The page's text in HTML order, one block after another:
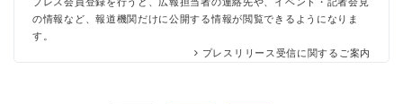
の情報など、報道機関だけに公開する情報が閲覧できるようになりま
す。
プレスリリース受信に関するご案内